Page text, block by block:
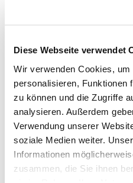
Diese Webseite verwendet
Wir verwenden Cookies,
personalisieren, Funktionen
zu können und die Zugriffe
analysieren. Außerdem
Verwendung unserer
soziale Medien weiter.
Informationen
zusammen, die Sie ihnen
Das Spiel in
Ein Fußballverein aus
ganz besonderes Stadion an,
und hält darin ein
Groundhopper ein um das
Dieses mal hat es
für ein Fußballspiel geöffnet.
3.000 Tickets weg gegangen.
Autor Christoph Ruf kommt